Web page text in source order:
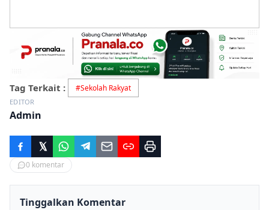
Tag Terkait : #Sekolah Rakyat
EDITOR
Admin
0 komentar
Tinggalkan Komentar